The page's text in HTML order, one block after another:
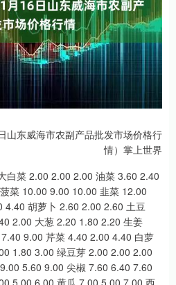
山东威海市农副产品批发市场价格行
情）掌上世界
白菜 2.00 2.00 2.00 油菜 3.60 2.40
菜 10.00 9.00 10.00 韭菜 12.00
胡萝卜 2.60 2.00 2.60 土豆
2.00 大葱 2.20 1.80 2.20 生姜
9.00 芹菜 4.40 2.00 4.40 白萝
1.80 3.00 绿豆芽 2.00 2.00 2.00
5.60 9.00 尖椒 7.60 6.40 7.60
5.00 6.00 黄瓜 7.00 5.00 7.00 西